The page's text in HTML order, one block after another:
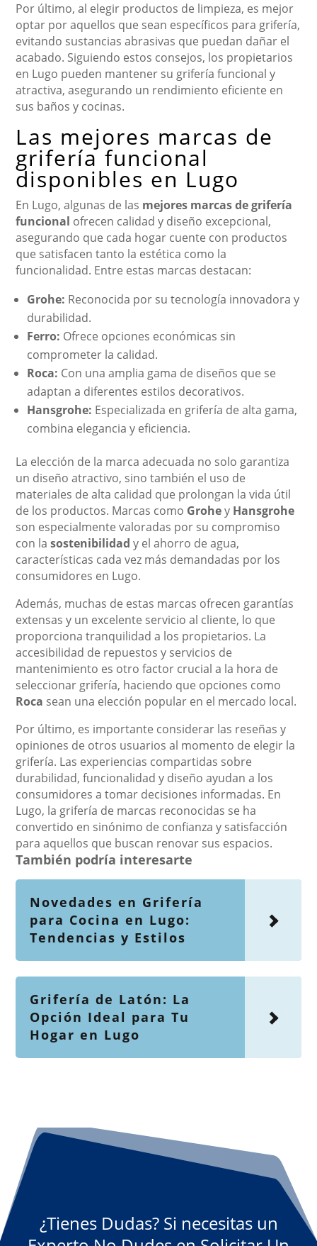
Por último, al elegir productos de limpieza, es mejor
optar por aquellos que sean específicos para grifería,
evitando sustancias abrasivas que puedan dañar el
acabado. Siguiendo estos consejos, los propietarios
en Lugo pueden mantener su grifería funcional y
atractiva, asegurando un rendimiento eficiente en
sus baños y cocinas.
Las mejores marcas de
grifería funcional
disponibles en Lugo
En Lugo, algunas de las mejores marcas de grifería
funcional ofrecen calidad y diseño excepcional,
asegurando que cada hogar cuente con productos
que satisfacen tanto la estética como la
funcionalidad. Entre estas marcas destacan:
Grohe: Reconocida por su tecnología innovadora y
durabilidad.
Ferro: Ofrece opciones económicas sin
comprometer la calidad.
Roca: Con una amplia gama de diseños que se
adaptan a diferentes estilos decorativos.
Hansgrohe: Especializada en grifería de alta gama,
combina elegancia y eficiencia.
La elección de la marca adecuada no solo garantiza
un diseño atractivo, sino también el uso de
materiales de alta calidad que prolongan la vida útil
de los productos. Marcas como Grohey Hansgrohe
son especialmente valoradas por su compromiso
con lasostenibilidad y el ahorro de agua,
características cada vez más demandadas por los
consumidores en Lugo.
Además, muchas de estas marcas ofrecen garantías
extensas y un excelente servicio al cliente, lo que
proporciona tranquilidad a los propietarios. La
accesibilidad de repuestos y servicios de
mantenimiento es otro factor crucial a la hora de
seleccionar grifería, haciendo que opciones como
Roca sean una elección popular en el mercado local.
Por último, es importante considerar las reseñas y
opiniones de otros usuarios al momento de elegir la
grifería. Las experiencias compartidas sobre
durabilidad, funcionalidad y diseño ayudan a los
consumidores a tomar decisiones informadas. En
Lugo, la grifería de marcas reconocidas se ha
convertido en sinónimo de confianza y satisfacción
para aquellos que buscan renovar sus espacios.
También podría interesarte
Novedades en Grifería
para Cocina en Lugo:
Tendencias y Estilos
Grifería de Latón: La
Opción Ideal para Tu
Hogar en Lugo
¿Tienes Dudas? Si necesitas un